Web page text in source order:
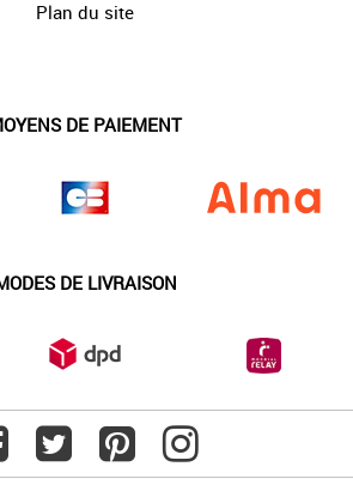
Plan du site
DE PAIEMENT
DE LIVRAISON